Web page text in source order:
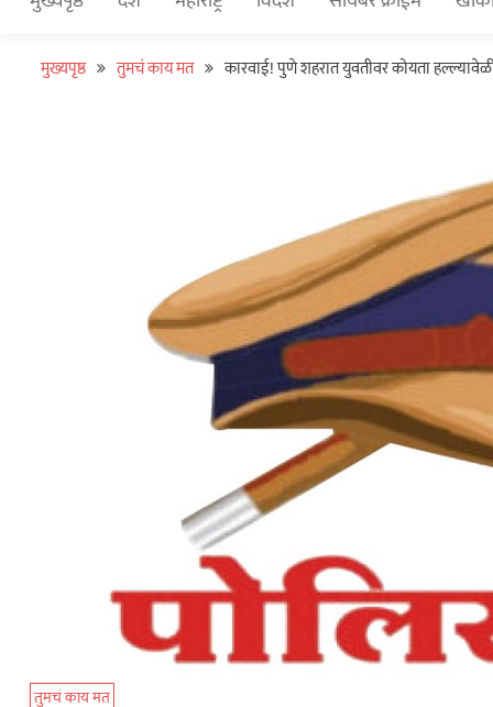
मुख्यपृष्ठ तुमचं काय मत कारवाई! पुणे शहरात युवतीवर कोयता
तुमचं काय मत